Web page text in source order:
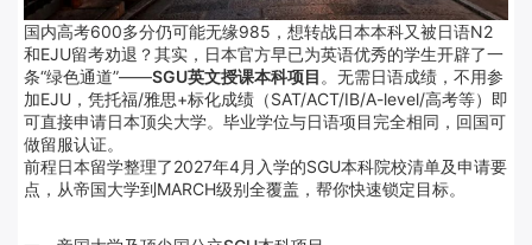
国内高考600多分仍可能无缘985，想转战日本本科又被日语N2
和EJU留考劝退？其实，日本官方早已为英语优秀的学生开辟了一
条“绿色通道”——SGU英文授课本科项目。无需日语成绩，不用参
加EJU，凭托福/雅思+标化成绩（SAT/ACT/IB/A-level/高考等）即
可直接申请日本顶尖大学。毕业学位与日语项目完全相同，回国可
做留服认证。
前程日本留学整理了2027年4月入学的SGU本科院校清单及申请要
点，从帝国大学到MARCH级别全覆盖，帮你快速锁定目标。